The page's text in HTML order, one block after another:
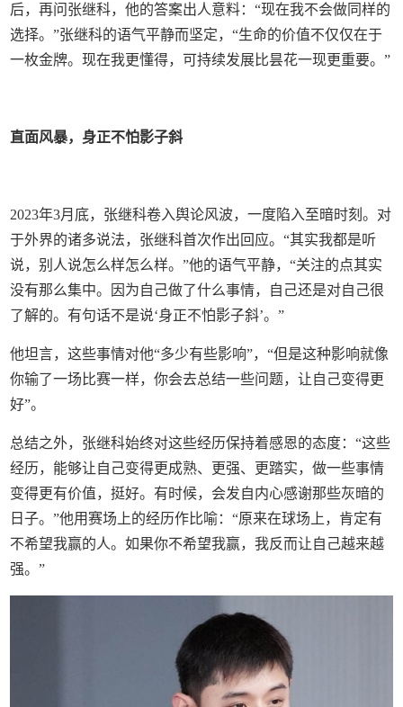
后，再问张继科，他的答案出人意料：“现在我不会做同样的
选择。”张继科的语气平静而坚定，“生命的价值不仅仅在于
一枚金牌。现在我更懂得，可持续发展比昙花一现更重要。”
直面风暴，身正不怕影子斜
2023年3月底，张继科卷入舆论风波，一度陷入至暗时刻。对
于外界的诸多说法，张继科首次作出回应。“其实我都是听
说，别人说怎么样怎么样。”他的语气平静，“关注的点其实
没有那么集中。因为自己做了什么事情，自己还是对自己很
了解的。有句话不是说‘身正不怕影子斜’。”
他坦言，这些事情对他“多少有些影响”，“但是这种影响就像
你输了一场比赛一样，你会去总结一些问题，让自己变得更
好”。
总结之外，张继科始终对这些经历保持着感恩的态度：“这些
经历，能够让自己变得更成熟、更强、更踏实，做一些事情
变得更有价值，挺好。有时候，会发自内心感谢那些灰暗的
日子。”他用赛场上的经历作比喻：“原来在球场上，肯定有
不希望我赢的人。如果你不希望我赢，我反而让自己越来越
强。”